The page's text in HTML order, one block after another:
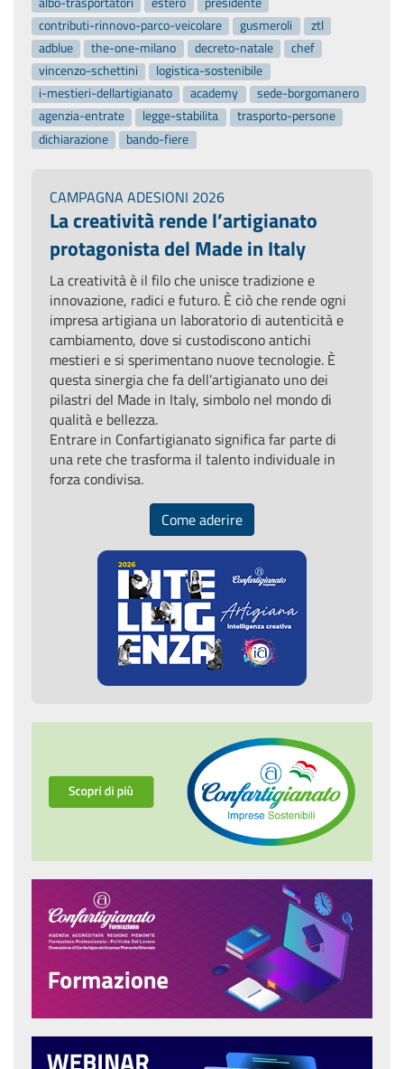
contributi-rinnovo-parco-veicolare
gusmeroli
ztl
adblue
the-one-milano decreto-natale
chef
vincenzo-schettini
logistica-sostenibile
i-mestieri-dellartigianato
academy
sede-borgomanero
agenzia-entrate
legge-stabilita
trasporto-persone
dichiarazione
bando-fiere
CAMPAGNA ADESIONI 2026
La creatività rende l’artigianato
protagonista del Made in Italy
La creatività è il filo che unisce tradizione e
innovazione, radici e futuro. È ciò che rende ogni
impresa artigiana un laboratorio di autenticità e
cambiamento, dove si custodiscono antichi
mestieri e si sperimentano nuove tecnologie. È
questa sinergia che fa dell’artigianato uno dei
pilastri del Made in Italy, simbolo nel mondo di
qualità e bellezza.
Entrare in Confartigianato significa far parte di
una rete che trasforma il talento individuale in
forza condivisa.
Come aderire